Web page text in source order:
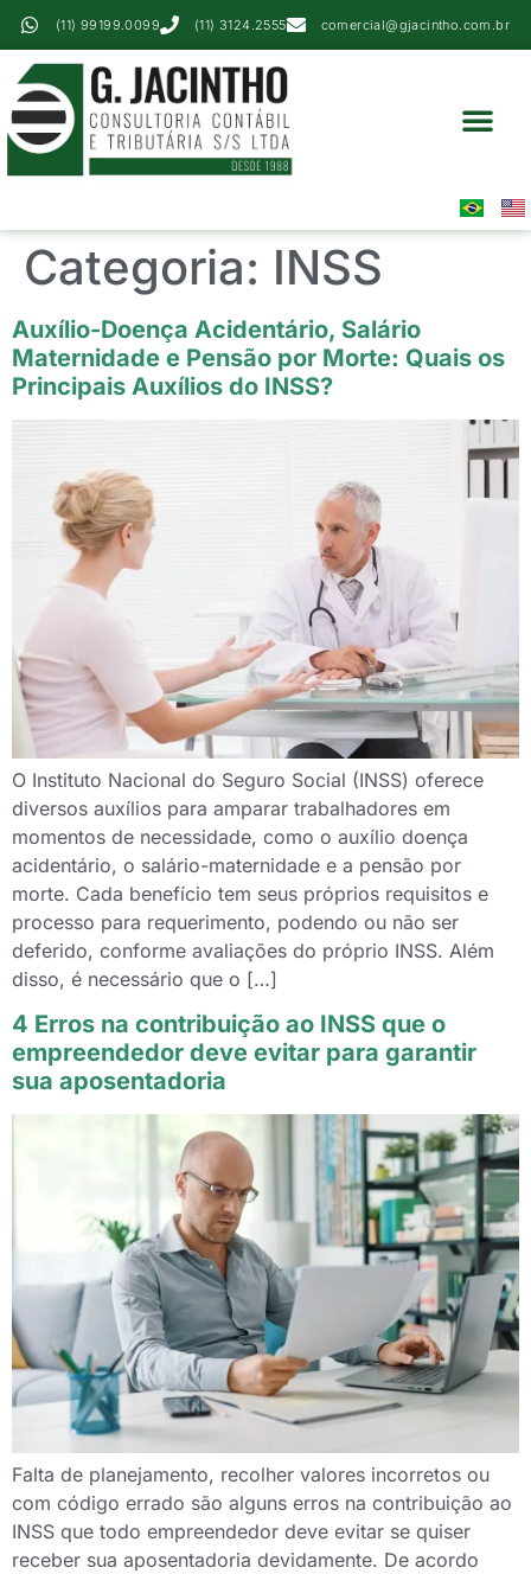
(11) 99199.0099 (11) 3124.2555 comercial@gjacintho.com.br
Categoria: INSS
Auxílio-Doença Acidentário, Salário
Maternidade e Pensão por Morte: Quais os
Principais Auxílios do INSS?
O Instituto Nacional do Seguro Social (INSS) oferece
diversos auxílios para amparar trabalhadores em
momentos de necessidade, como o auxílio doença
acidentário, o salário-maternidade e a pensão por
morte. Cada benefício tem seus próprios requisitos e
processo para requerimento, podendo ou não ser
deferido, conforme avaliações do próprio INSS. Além
disso, é necessário que o […]
4 Erros na contribuição ao INSS que o
empreendedor deve evitar para garantir
sua aposentadoria
Falta de planejamento, recolher valores incorretos ou
com código errado são alguns erros na contribuição ao
INSS que todo empreendedor deve evitar se quiser
receber sua aposentadoria devidamente. De acordo